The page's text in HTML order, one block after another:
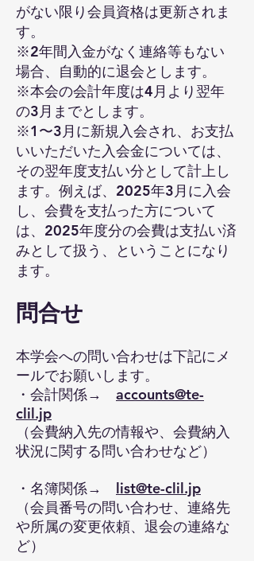
2025/10/6
9月20日(土)に対面およびオンライン
で行われました、第50回J-CLIL 例会
のレポートを掲載しました。
詳細
2025/9/28
9月27日(土)に大妻中学高等学校にて
実施しました、第17回中高部会研究
会のレポートを掲載しました。
詳細
がない限り会員資格は更新されま
す。
​※2年間入金がなく連絡等もない
場合、自動的に退会とします。
※本会の会計年度は4月より翌年
の3月までとします。
※1〜3月に新規入会され、お支払
いいただいた入会金については、
その翌年度支払い分として計上し
ます。例えば、2025年3月に入会
し、会費を支払った方について
は、2025年度分の会費は支払い済
みとして扱う、ということになり
ます。
問合せ
本学会への問い合わせは下記にメ
ールでお願いします。
・会計関係→ accounts@te-
clil.jp
（会費納入先の情報や、会費納入
状況に関する問い合わせなど）
・名簿関係→ list@te-clil.jp
（会員番号の問い合わせ、連絡先
や所属の変更依頼、退会の連絡な
ど）